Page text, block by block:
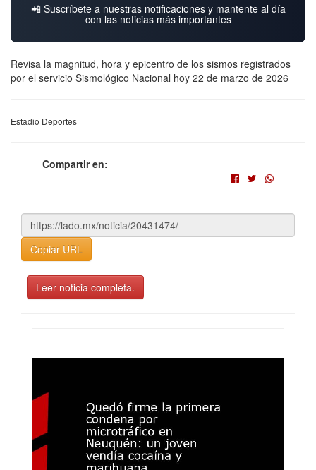
📲 Suscríbete a nuestras notificaciones y mantente al día
con las noticias más importantes
Revisa la magnitud, hora y epicentro de los sismos registrados
por el servicio Sismológico Nacional hoy 22 de marzo de 2026
Estadio Deportes
Compartir en:
Copiar URL
Leer noticia completa.